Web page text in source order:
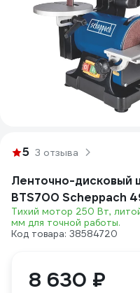
5 3 отзыва
Ленточно-дисковый
BTS700 Scheppach
Тихий мотор 250 Вт,
мм для точной работы.
Код товара: 38584720
8 630 ₽